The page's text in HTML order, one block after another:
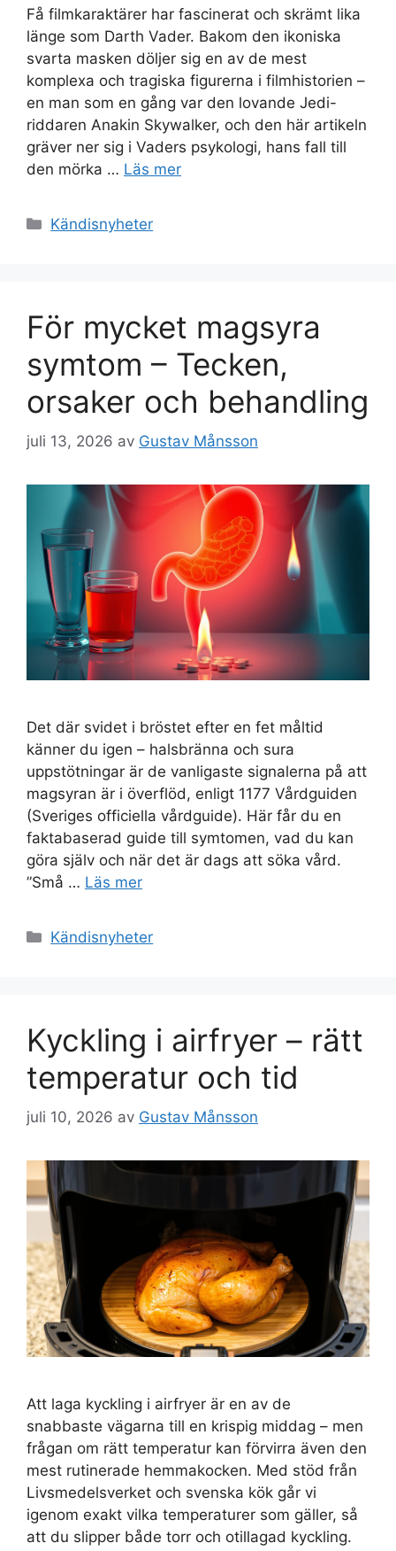
Få filmkaraktärer har fascinerat och skrämt lika
länge som Darth Vader. Bakom den ikoniska
svarta masken döljer sig en av de mest
komplexa och tragiska figurerna i filmhistorien –
en man som en gång var den lovande Jedi-
riddaren Anakin Skywalker, och den här artikeln
gräver ner sig i Vaders psykologi, hans fall till
den mörka … Läs mer
Kategorier
Kändisnyheter
För mycket magsyra
symtom – Tecken,
orsaker och behandling
juli 13, 2026 av Gustav Månsson
Det där svidet i bröstet efter en fet måltid
känner du igen – halsbränna och sura
uppstötningar är de vanligaste signalerna på att
magsyran är i överflöd, enligt 1177 Vårdguiden
(Sveriges officiella vårdguide). Här får du en
faktabaserad guide till symtomen, vad du kan
göra själv och när det är dags att söka vård.
”Små … Läs mer
Kategorier
Kändisnyheter
Kyckling i airfryer – rätt
temperatur och tid
juli 10, 2026 av Gustav Månsson
Att laga kyckling i airfryer är en av de
snabbaste vägarna till en krispig middag – men
frågan om rätt temperatur kan förvirra även den
mest rutinerade hemmakocken. Med stöd från
Livsmedelsverket och svenska kök går vi
igenom exakt vilka temperaturer som gäller, så
att du slipper både torr och otillagad kyckling.